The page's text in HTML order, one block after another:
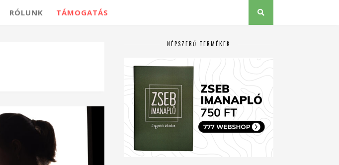
RÓLUNK TÁMOGATÁS
NÉPSZERŰ TERMÉKEK